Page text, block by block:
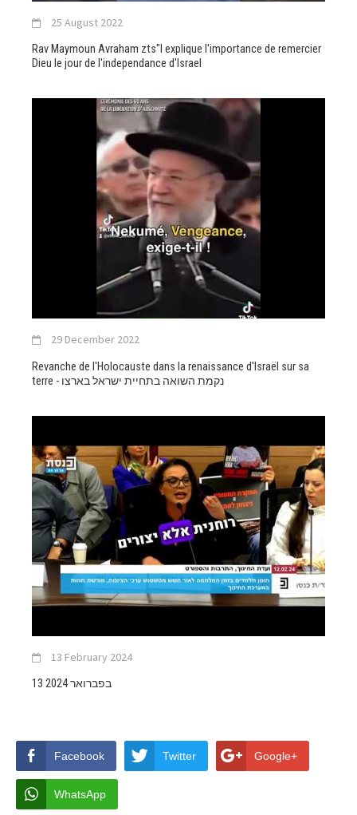
25 August 2022
Rav Maymoun Avraham zts"l explique l'importance de remercier
Dieu le jour de l'independance d'Israel
29 December 2022
Revanche de l'Holocauste dans la renaissance d'Israël sur sa
terre - נקמת השואה בתחיית ישראל בארצו
13 February 2024
13 בפברואר 2024
Facebook Twitter Google+
WhatsApp